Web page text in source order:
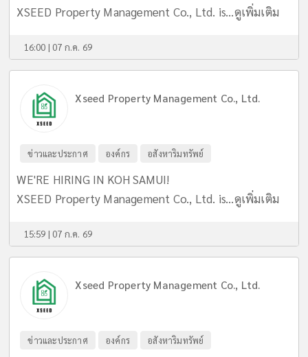
XSEED Property Management Co., Ltd. is...ดูเพิ่มเติม
16:00 | 07 ก.ค. 69
Xseed Property Management Co., Ltd.
ข่าวและประกาศ องค์กร อสังหาริมทรัพย์
WE'RE HIRING IN KOH SAMUI!
XSEED Property Management Co., Ltd. is...ดูเพิ่มเติม
15:59 | 07 ก.ค. 69
Xseed Property Management Co., Ltd.
ข่าวและประกาศ องค์กร อสังหาริมทรัพย์